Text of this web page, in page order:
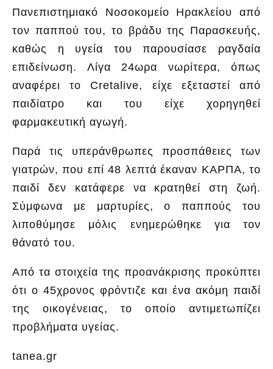
Πανεπιστημιακό Νοσοκομείο Ηρακλείου από
τον παππού του, το βράδυ της Παρασκευής,
καθώς η υγεία του παρουσίασε ραγδαία
επιδείνωση. Λίγα 24ωρα νωρίτερα, όπως
αναφέρει το Cretalive, είχε εξεταστεί από
παιδίατρο και του είχε χορηγηθεί
φαρμακευτική αγωγή.
Παρά τις υπεράνθρωπες προσπάθειες των
γιατρών, που επί 48 λεπτά έκαναν ΚΑΡΠΑ, το
παιδί δεν κατάφερε να κρατηθεί στη ζωή.
Σύμφωνα με μαρτυρίες, ο παππούς του
λιποθύμησε μόλις ενημερώθηκε για τον
θάνατό του.
Από τα στοιχεία της προανάκρισης προκύπτει
ότι ο 45χρονος φρόντιζε και ένα ακόμη παιδί
της οικογένειας, το οποίο αντιμετωπίζει
προβλήματα υγείας.
tanea.gr